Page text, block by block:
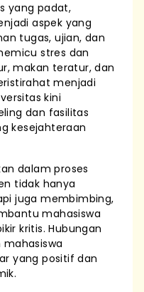
yang padat,
aspek yang
tugas, ujian, dan
stres dan
makan teratur, dan
menjadi
kini
dan fasilitas
kesejahteraan
dalam proses
tidak hanya
juga membimbing,
mahasiswa
kritis. Hubungan
yang positif dan